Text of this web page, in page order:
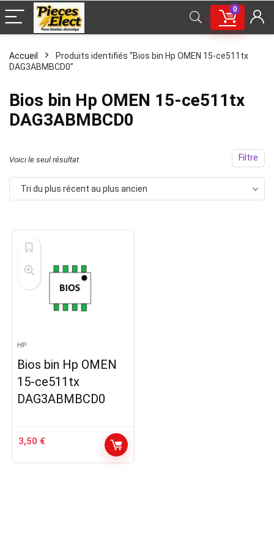
0
Accueil
Produits identifiés “Bios bin Hp OMEN 15-ce511tx
DAG3ABMBCD0”
Bios bin Hp OMEN 15-ce511tx
DAG3ABMBCD0
Filtre
Voici le seul résultat
Tri du plus récent au plus ancien
HP
Bios bin Hp OMEN
15-ce511tx
DAG3ABMBCD0
3,50 €